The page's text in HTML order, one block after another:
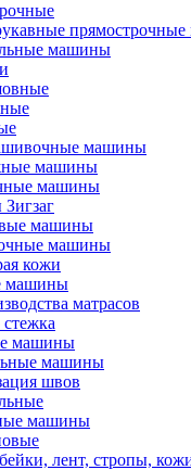
машины
машины
машины
машины
машины
машины
кожи
машины
матрасов
машины
машины
швов
машины
лент, стропы,